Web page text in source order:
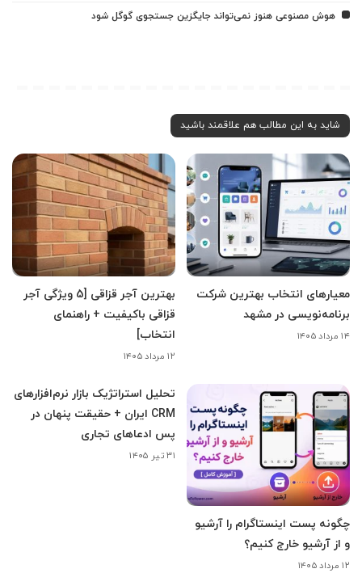
هوش مصنوعی هنوز نمی‌تواند جایگزین جستجوی گوگل شود
شاید به این مطالب هم علاقمند باشید
معیارهای انتخاب بهترین شرکت
برنامه‌نویسی در مشهد
۱۴ مرداد ۱۴۰۵
بهترین آجر قزاقی [5 ویژگی آجر
قزاقی باکیفیت + راهنمای
انتخاب]
۱۲ مرداد ۱۴۰۵
چگونه پست اینستاگرام را آرشیو
و از آرشیو خارج کنیم؟
۱۲ مرداد ۱۴۰۵
تحلیل استراتژیک بازار نرم‌افزارهای
CRM ایران + حقیقت پنهان در
پس ادعاهای تجاری
۳۱ تیر ۱۴۰۵